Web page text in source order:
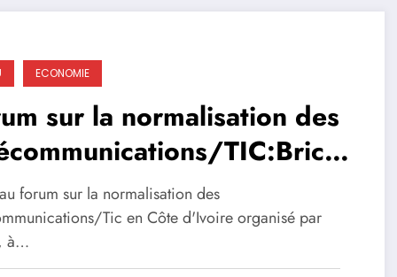
ECONOMIE
sur la normalisation des
TIC:Brice
(Pdt de L’APEC-CI)
l’économie circulaire
forum sur la normalisation des
Tic en Côte d'Ivoire organisé par
à…